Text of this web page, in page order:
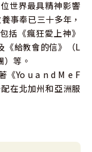
一的路！」當全球
關鍵。
論斷攻擊？
世界最具精神影響
事奉已三十多年，
括《瘋狂愛上神》
《給教會的信》（L
等。
《Yo u a n d M e F
在北加州和亞洲服